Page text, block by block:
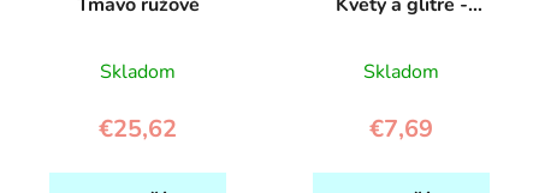
Skladom
€25,62
Skladom
€7,69